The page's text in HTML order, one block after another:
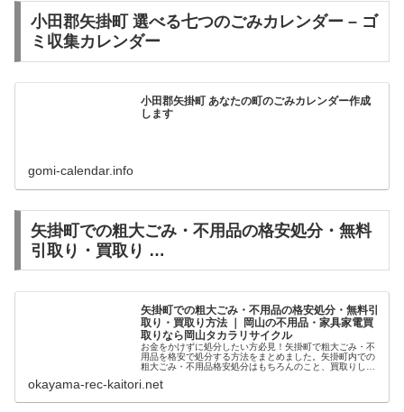
小田郡矢掛町 選べる七つのごみカレンダー – ゴ
ミ収集カレンダー
小田郡矢掛町 あなたの町のごみカレンダー作成
します
gomi-calendar.info
矢掛町での粗大ごみ・不用品の格安処分・無料
引取り・買取り …
矢掛町での粗大ごみ・不用品の格安処分・無料引
取り・買取り方法 ｜ 岡山の不用品・家具家電買
取りなら岡山タカラリサイクル
お金をかけずに処分したい方必見！矢掛町で粗大ごみ・不
用品を格安で処分する方法をまとめました。矢掛町内での
粗大ごみ・不用品格安処分はもちろんのこと、買取りして
okayama-rec-kaitori.net